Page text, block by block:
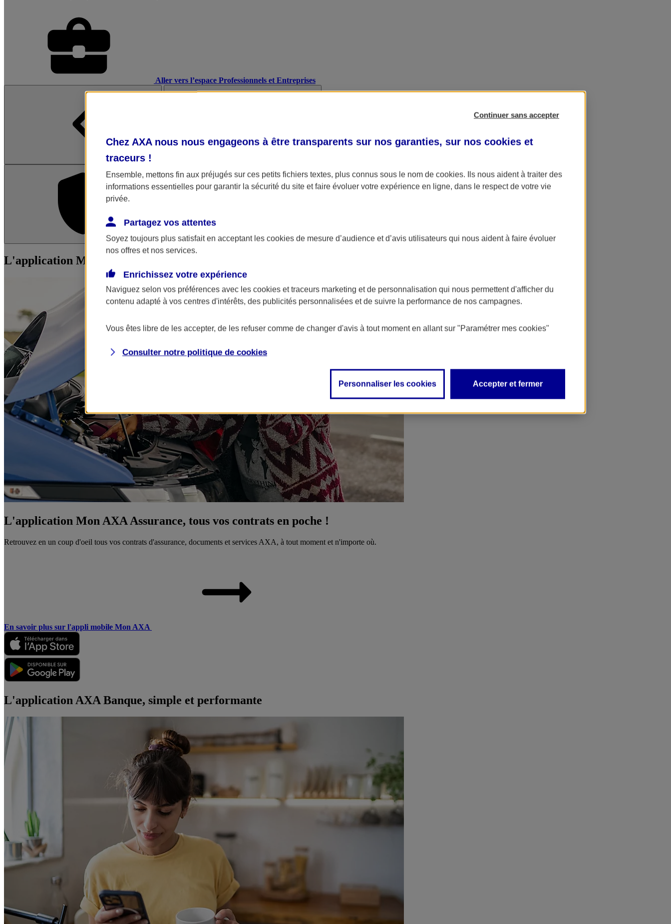
Aller vers l’espace Professionnels et Entreprises
L'application Mon AXA Assurance L'application AXA Banque
L'application Mon AXA Assurance, tous vos contrats en poche !
L'application Mon AXA Assurance, tous vos contrats en poche !
Retrouvez en un coup d'oeil tous vos contrats d'assurance, documents et services AXA, à tout moment et n'importe où.
En savoir plus sur l'appli mobile Mon AXA
L'application AXA Banque, simple et performante
Continuer sans accepter
Chez AXA nous nous engageons à être transparents sur nos garanties, sur nos cookies et
traceurs !
Ensemble, mettons fin aux préjugés sur ces petits fichiers textes, plus connus sous le nom de cookies. Ils nous aident à traiter des
informations essentielles pour garantir la sécurité du site et faire évoluer votre expérience en ligne, dans le respect de votre vie
privée.
Partagez vos attentes
Soyez toujours plus satisfait en acceptant les cookies de mesure d’audience et d’avis utilisateurs qui nous aident à faire évoluer
nos offres et nos services.
Enrichissez votre expérience
Naviguez selon vos préférences avec les cookies et traceurs marketing et de personnalisation qui nous permettent d'afficher du
contenu adapté à vos centres d'intérêts, des publicités personnalisées et de suivre la performance de nos campagnes.
Vous êtes libre de les accepter, de les refuser comme de changer d'avis à tout moment en allant sur "Paramétrer mes cookies"
Consulter notre politique de cookies
Personnaliser les cookies Accepter et fermer